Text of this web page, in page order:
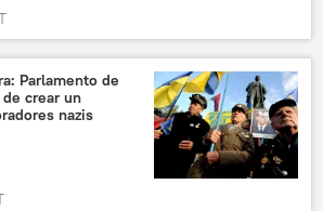
Parlamento de
crear un
nazis